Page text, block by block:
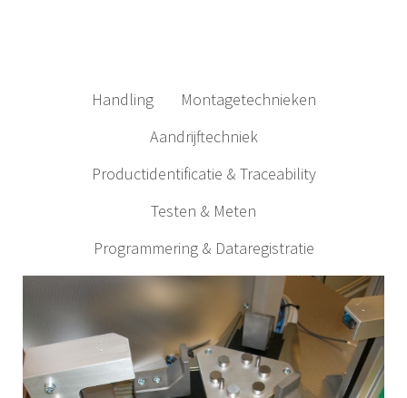
Handling
Montagetechnieken
Aandrijftechniek
Productidentificatie & Traceability
Testen & Meten
Programmering & Dataregistratie